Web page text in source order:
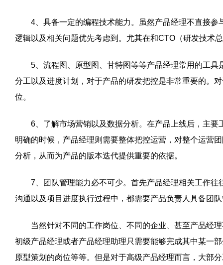
4、具备一定的编程技术能力。虽然产品经理不直接参
逻辑以及相关问题优先考虑到。尤其在和CTO（研发技术
5、流程图、原型图、甘特图等等产品经理常用的工具
分工以及进度计划，对于产品的研发把控是非常重要的。
位。
6、了解市场营销以及数据分析。在产品上线后，主要
明确的时候，产品经理则需要整体把控运营，对整个运营
分析，从而为产品的版本迭代提供重要的依据。
7、团队管理能力必不可少。首先产品经理相关工作往
沟通以及项目进度执行过程中，都需要产品负责人具备团
当然针对不同的工作岗位、不同的企业、甚至产品经理
初级产品经理或者产品经理助理只需要能够完成其中某一
原型策划的岗位等等。但是对于高级产品经理而言，大部